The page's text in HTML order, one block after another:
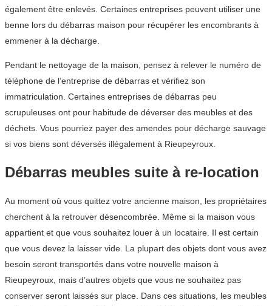
également être enlevés. Certaines entreprises peuvent utiliser une
benne lors du débarras maison pour récupérer les encombrants à
emmener à la décharge.
Pendant le nettoyage de la maison, pensez à relever le numéro de
téléphone de l’entreprise de débarras et vérifiez son
immatriculation. Certaines entreprises de débarras peu
scrupuleuses ont pour habitude de déverser des meubles et des
déchets. Vous pourriez payer des amendes pour décharge sauvage
si vos biens sont déversés illégalement à Rieupeyroux.
Débarras meubles suite à re-location
Au moment où vous quittez votre ancienne maison, les propriétaires
cherchent à la retrouver désencombrée. Même si la maison vous
appartient et que vous souhaitez louer à un locataire. Il est certain
que vous devez la laisser vide. La plupart des objets dont vous avez
besoin seront transportés dans votre nouvelle maison à
Rieupeyroux, mais d’autres objets que vous ne souhaitez pas
conserver seront laissés sur place. Dans ces situations, les meubles